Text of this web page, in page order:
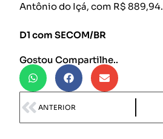
Antônio do Içá, com R$ 889,94.
D1 com SECOM/BR
Gostou Compartilhe..
ANTERIOR